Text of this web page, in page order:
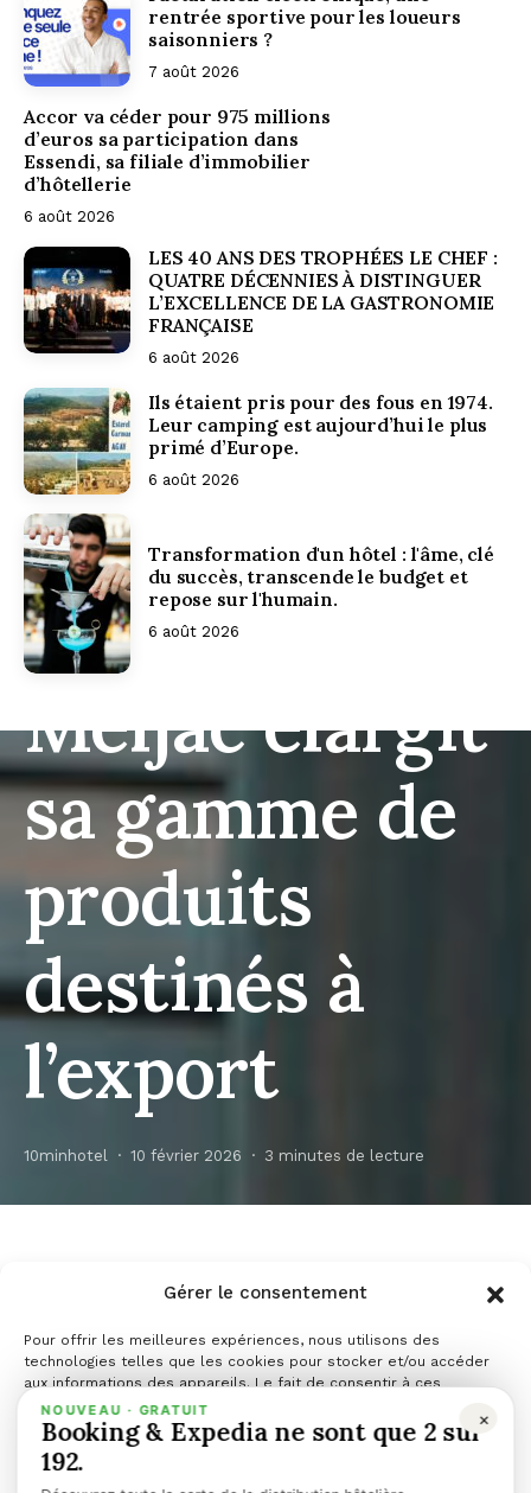
Gérer le consentement
Pour offrir les meilleures expériences, nous utilisons des
technologies telles que les cookies pour stocker et/ou accéder
aux informations des appareils. Le fait de consentir à ces
technologies nous permettra de traiter des données telles que le
comportement de navigation ou les ID uniques sur ce site. Le fait
de ne pas consentir ou de retirer son consentement peut avoir un
effet négatif sur certaines caractéristiques et fonctions.
rentrée sportive pour les loueurs
saisonniers ?
7 août 2026
Accor va céder pour 975 millions
d’euros sa participation dans
Essendi, sa filiale d’immobilier
d’hôtellerie
6 août 2026
LES 40 ANS DES TROPHÉES LE CHEF :
QUATRE DÉCENNIES À DISTINGUER
L’EXCELLENCE DE LA GASTRONOMIE
FRANÇAISE
6 août 2026
Ils étaient pris pour des fous en 1974.
Leur camping est aujourd’hui le plus
primé d’Europe.
6 août 2026
Transformation d'un hôtel : l'âme, clé
du succès, transcende le budget et
repose sur l'humain.
6 août 2026
Meljac élargit
sa gamme de
produits
destinés à
l’export
10minhotel 10 février 2026 3 minutes de lecture
PARTAGER
ENVOYER
×
NOUVEAU · GRATUIT
Booking & Expedia ne sont que 2 sur
192.